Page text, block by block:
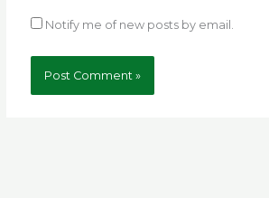
Notify me of new posts by email.